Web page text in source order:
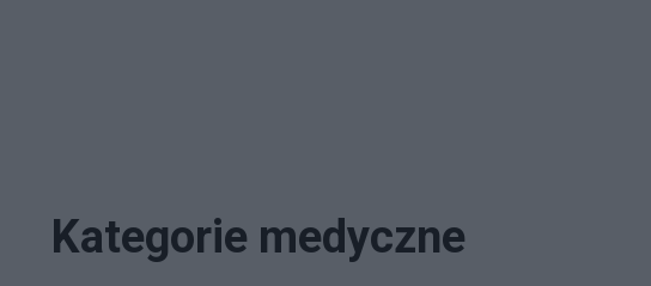
Kategorie medyczne